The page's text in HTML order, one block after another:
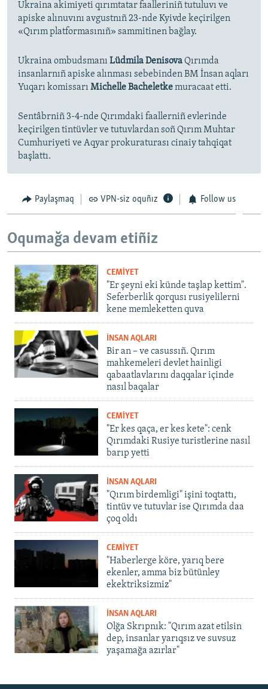
Ukraina akimiyeti qırımtatar faalleriniñ tutuluvı ve
apiske alınuvını avgustnıñ 23-nde Kyivde keçirilgen
«Qırım platformasınıñ» sammitinen bağlay.
Ukraina ombudsmanı Lüdmila DenisovaQırımda
insanlarnıñ apiske alınması sebebinden BM İnsan aqları
Yuqarı komissarı Michelle Bacheletkemuracaat etti.
Sentâbrniñ 3-4-nde Qırımdaki faallerniñ evlerinde
keçirilgen tintüvler ve tutuvlardan soñ Qırım Muhtar
Cumhuriyeti ve Aqyar prokuraturası cinaiy tahqiqat
başlattı.
Paylaşmaq VPN-siz oquñız Follow us
Oqumağa devam etiñiz
CEMİYET
"Er şeyni eki künde taşlap kettim".
Seferberlik qorqusı rusiyelilerni
kene memleketten quva
İNSAN AQLARI
Bir an – ve casussıñ. Qırım
mahkemeleri devlet hainligi
qabaatlavlarını daqqalar içinde
nasıl baqalar
CEMİYET
"Er kes qaça, er kes kete": cenk
Qırımdaki Rusiye turistlerine nasıl
barıp yetti
İNSAN AQLARI
"Qırım birdemligi" işini toqtattı,
tintüv ve tutuvlar ise Qırımda daa
çoq oldı
CEMİYET
"Haberlerge köre, yarıq bere
ekenler, amma biz bütünley
ekektriksizmiz"
İNSAN AQLARI
Olğa Skrıpnık: "Qırım azat etilsin
dep, insanlar yarıqsız ve suvsuz
yaşamağa azırlar"